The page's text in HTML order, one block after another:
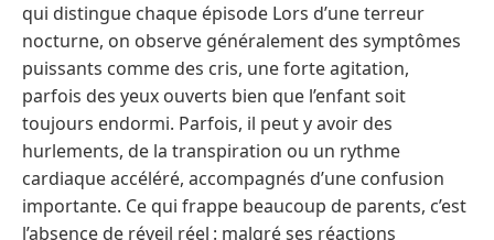
qui distingue chaque épisode Lors d’une terreur
nocturne, on observe généralement des symptômes
puissants comme des cris, une forte agitation,
parfois des yeux ouverts bien que l’enfant soit
toujours endormi. Parfois, il peut y avoir des
hurlements, de la transpiration ou un rythme
cardiaque accéléré, accompagnés d’une confusion
importante. Ce qui frappe beaucoup de parents, c’est
l’absence de réveil réel : malgré ses réactions